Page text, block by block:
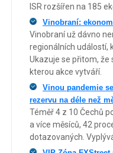
ISR rozšířen na 185
Vinobraní:
Vinobraní už dávno
regionálních událostí,
Ukazuje se přitom,
kterou akce vytváří.
Vinou pandemie
rezervu na déle než
Téměř 4 z 10 Čechů
a více měsíců, 42
dotazovaných.